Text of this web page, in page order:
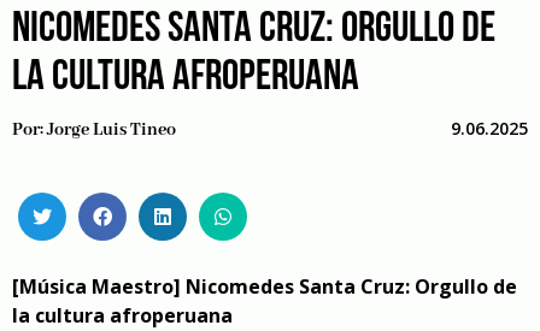
NICOMEDES SANTA CRUZ: ORGULLO DE
LA CULTURA AFROPERUANA
Por:Jorge Luis Tineo 9.06.2025
[Música Maestro] Nicomedes Santa Cruz: Orgullo de
la cultura afroperuana